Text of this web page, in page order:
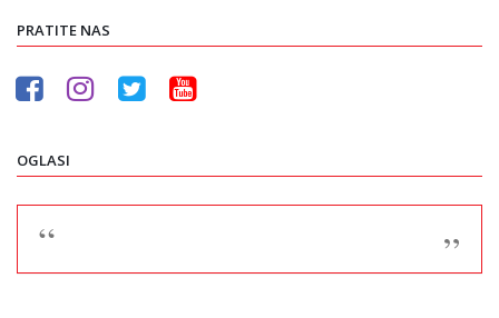
PRATITE NAS
OGLASI